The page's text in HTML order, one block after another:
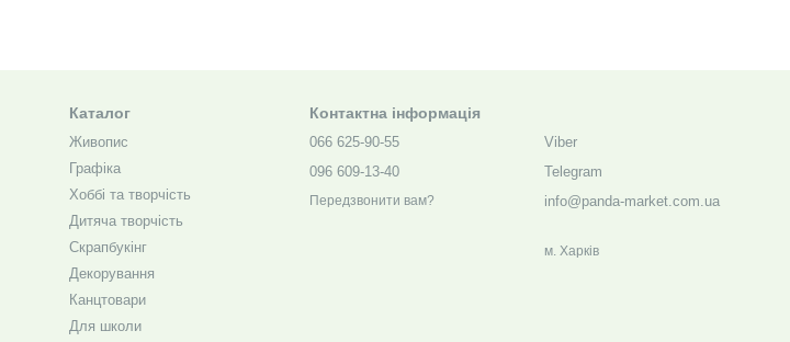
Каталог
Живопис
Графіка
Хоббі та творчість
Дитяча творчість
Скрапбукінг
Декорування
Канцтовари
Для школи
Контактна інформація
066 625-90-55
096 609-13-40
Передзвонити вам?
Viber
Telegram
info@panda-market.com.ua
м. Харкiв